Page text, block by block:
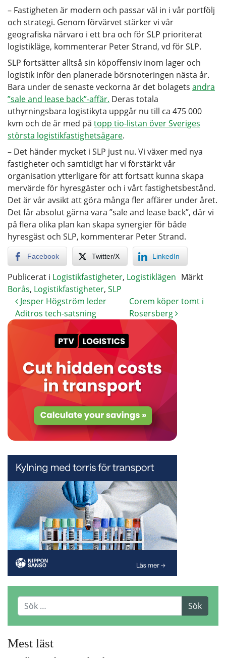
– Fastigheten är modern och passar väl in i vår portfölj
och strategi. Genom förvärvet stärker vi vår
geografiska närvaro i ett bra och för SLP prioriterat
logistikläge, kommenterar Peter Strand, vd för SLP.
SLP fortsätter alltså sin köpoffensiv inom lager och
logistik inför den planerade börsnoteringen nästa år.
Bara under de senaste veckorna är det bolagets andra
”sale and lease back”-affär. Deras totala
uthyrningsbara logistikyta uppgår nu till ca 475 000
kvm och de är med på topp tio-listan över Sveriges
största logistikfastighetsägare.
– Det händer mycket i SLP just nu. Vi växer med nya
fastigheter och samtidigt har vi förstärkt vår
organisation ytterligare för att fortsatt kunna skapa
mervärde för hyresgäster och i vårt fastighetsbestånd.
Det är vår avsikt att göra många fler affärer under året.
Det får absolut gärna vara ”sale and lease back”, där vi
på flera olika plan kan skapa synergier för både
hyresgäst och SLP, kommenterar Peter Strand.
Facebook Twitter/X LinkedIn
Publicerat i Logistikfastigheter, Logistiklägen Märkt
Borås, Logistikfastigheter, SLP
Jesper Högström leder
Aditros tech-satsning
Corem köper tomt i
Rosersberg
Mest läst